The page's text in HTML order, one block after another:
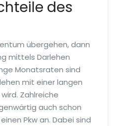
des
übergehen, dann
mittels Darlehen
Monatsraten sind
mit einer langen
Zahlreiche
auch schon
Pkw an. Dabei sind